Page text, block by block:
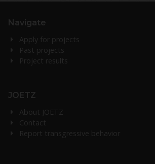
Navigate
Apply for projects
Past projects
Project results
JOETZ
About JOETZ
Contact
Report transgressive behavior